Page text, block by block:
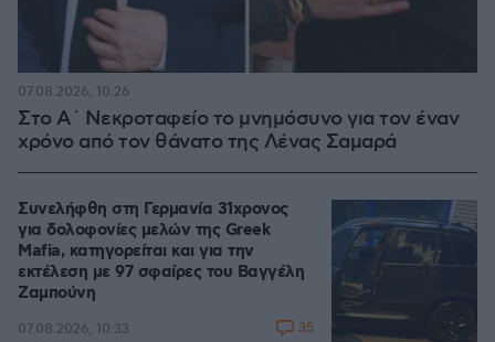
Στο Α΄ Νεκροταφείο το μνημόσυνο για τον έναν
χρόνο από τον θάνατο της Λένας Σαμαρά
07.08.2026, 10:26
Συνελήφθη στη Γερμανία 31χρονος
για δολοφονίες μελών της Greek
Mafia, κατηγορείται και για την
εκτέλεση με 97 σφαίρες του Βαγγέλη
Ζαμπούνη
07.08.2026, 10:33 35